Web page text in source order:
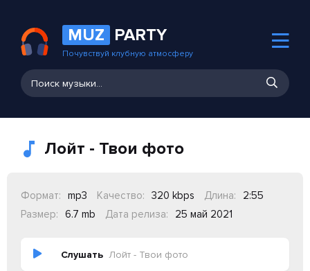
MUZ PARTY
Почувствуй клубную атмосферу
Лойт - Твои фото
Формат: mp3 Качество: 320 kbps Длина:
2:55
Размер:
6.7 mb Дата релиза: 25 май 2021
Слушать Лойт - Твои фото